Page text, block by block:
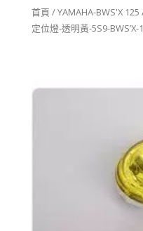
首頁 /YAMAHA-BWS'X 125
定位燈-透明黃-5S9-BWS’X-